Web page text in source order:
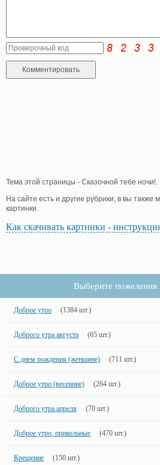
Тема этой страницы - Сказочной тебе ночи!.
На сайте есть и другие рубрики, в вы также
картинки.
Как скачивать картинки -
Выберите пожелания
Доброе утро (1384 шт.)
Доброго утра августа (65 шт.)
С днем рождения (женщине) (711 шт.)
Доброе утро (весенние) (264 шт.)
Доброго утра апреля (70 шт.)
Доброе утро, прикольные (470 шт.)
Крещение (150 шт.)